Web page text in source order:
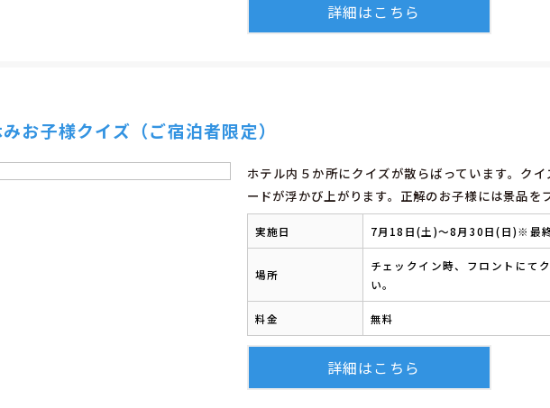
詳細はこちら
お子様クイズ（ご宿泊者限定）
ホテル内５か所にクイズが散らばっています。ク
ードが浮かび上がります。正解のお子様には景品を
実施日 7月18日(土)～8月30日(日)※最
場所
チェックイン時、フロントにて
い。
料金 無料
詳細はこちら